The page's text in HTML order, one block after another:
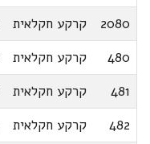
2080
קרקע חקלאית
480
קרקע חקלאית
481
קרקע חקלאית
482
קרקע חקלאית